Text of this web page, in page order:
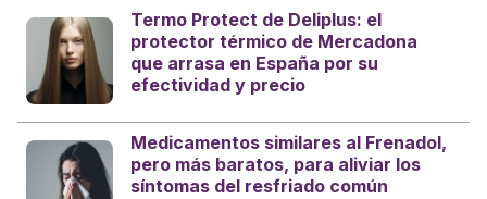
Termo Protect de Deliplus: el
protector térmico de Mercadona
que arrasa en España por su
efectividad y precio
Medicamentos similares al Frenadol,
pero más baratos, para aliviar los
síntomas del resfriado común